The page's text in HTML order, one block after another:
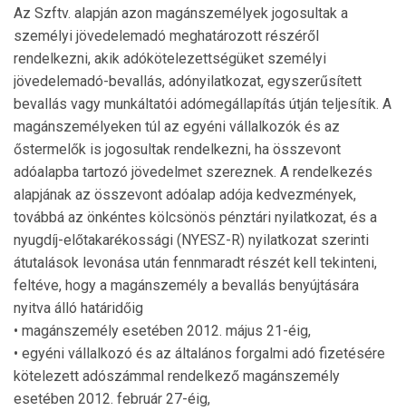
Az Szftv. alapján azon magánszemélyek jogosultak a
személyi jövedelemadó meghatározott részéről
rendelkezni, akik adókötelezettségüket személyi
jövedelemadó-bevallás, adónyilatkozat, egyszerűsített
bevallás vagy munkáltatói adómegállapítás útján teljesítik. A
magánszemélyeken túl az egyéni vállalkozók és az
őstermelők is jogosultak rendelkezni, ha összevont
adóalapba tartozó jövedelmet szereznek. A rendelkezés
alapjának az összevont adóalap adója kedvezmények,
továbbá az önkéntes kölcsönös pénztári nyilatkozat, és a
nyugdíj-előtakarékossági (NYESZ-R) nyilatkozat szerinti
átutalások levonása után fennmaradt részét kell tekinteni,
feltéve, hogy a magánszemély a bevallás benyújtására
nyitva álló határidőig
• magánszemély esetében 2012. május 21-éig,
• egyéni vállalkozó és az általános forgalmi adó fizetésére
kötelezett adószámmal rendelkező magánszemély
esetében 2012. február 27-éig,